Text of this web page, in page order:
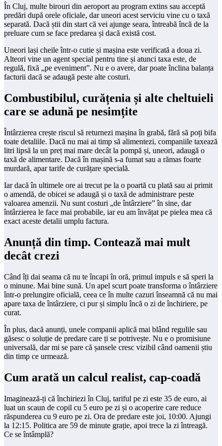
În Cluj, multe birouri din aeroport au program extins sau acceptă
predări după orele oficiale, dar uneori acest serviciu vine cu o taxă
separată. Dacă știi din start că vei ajunge seara, întreabă încă de la
preluare cum se face predarea și dacă există cost.
Uneori lași cheile într-o cutie și mașina este verificată a doua zi.
Alteori vine un agent special pentru tine și atunci taxa este, de
regulă, fixă „pe eveniment”. Nu e o avere, dar poate înclina balanța
facturii dacă se adaugă peste alte costuri.
Combustibilul, curățenia și alte cheltuieli
care se adună pe nesimțite
Întârzierea crește riscul să returnezi mașina în grabă, fără să poți bifa
toate detaliile. Dacă nu mai ai timp să alimentezi, companiile taxează
litri lipsă la un preț mai mare decât la pompă și, uneori, adaugă o
taxă de alimentare. Dacă în mașină s-a fumat sau a rămas foarte
murdară, apar tarife de curățare specială.
Iar dacă în ultimele ore ai trecut pe la o poartă cu plată sau ai primit
o amendă, de obicei se adaugă și o taxă de administrare peste
valoarea amenzii. Nu sunt costuri „de întârziere” în sine, dar
întârzierea le face mai probabile, iar eu am învățat pe pielea mea că
exact aceste detalii umplu factura.
Anunță din timp. Contează mai mult
decât crezi
Când îți dai seama că nu te încapi în oră, primul impuls e să speri la
o minune. Mai bine sună. Un apel scurt poate transforma o întârziere
într-o prelungire oficială, ceea ce în multe cazuri înseamnă că nu mai
apare taxa de întârziere, ci pur și simplu încă o zi de închiriere, pe
curat.
În plus, dacă anunți, unele companii aplică mai blând regulile sau
găsesc o soluție de predare care ți se potrivește. Nu e o promisiune
universală, dar mi se pare că șansele cresc vizibil când oamenii știu
din timp ce urmează.
Cum arată un calcul realist, cap-coadă
Imaginează-ți că închiriezi în Cluj, tariful pe zi este 35 de euro, ai
luat un scaun de copil cu 5 euro pe zi și o acoperire care reduce
răspunderea cu 9 euro pe zi. Ora de predare este joi, 10:00. Ajungi
la 12:15. Politica are 59 de minute grație, apoi trece la zi întreagă.
Ce se întâmplă?